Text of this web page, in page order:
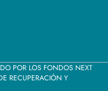
POR LOS FONDOS NEXT
RECUPERACIÓN Y